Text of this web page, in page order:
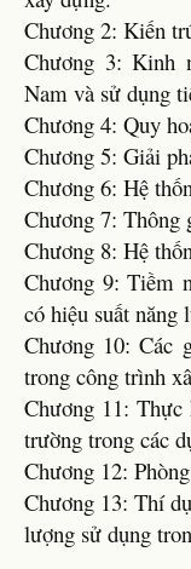
Chương 2: Kiến
Chương 3: Kinh
Nam và sử dụng
Chương 4: Quy
Chương 5: Giải
Chương 6: Hệ
Chương 7: Thông
Chương 8: Hệ
Chương 9: Tiềm
có hiệu suất năng
Chương 10: Các
trong công trình
Chương 11: Thực
trường trong các
Chương 12:
Chương 13: Thí
lượng sử dụng